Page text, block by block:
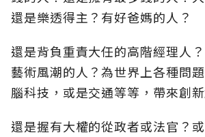
還是樂透得主？有好爸媽的人？
還是背負重責大任的高階經理人
藝術風潮的人？為世界上各種問
腦科技，或是交通等等，帶來創
還是握有大權的從政者或法官？